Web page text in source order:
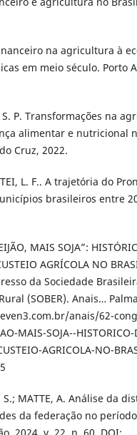
na agricultura à
em meio século. Porto
S. P. Transformações na
alimentar e nutricional
Cruz, 2022.
L. F.. A trajetória do
brasileiros entre
MAIS SOJA”:
AGRÍCOLA NO
da Sociedade
(SOBER). Anais…
anais/62-
MAIS-SOJA--HISTORICO-
AGRICOLA-NO-
S.; MATTE, A. Análise da
da federação no período